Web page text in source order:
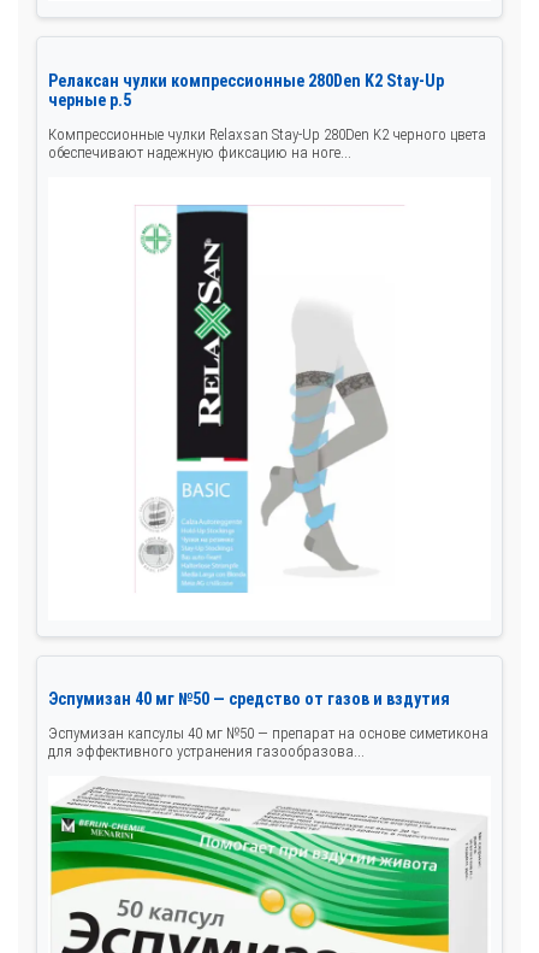
Релаксан чулки компрессионные 280Den K2 Stay-Up
черные р.5
Компрессионные чулки Relaxsan Stay-Up 280Den K2 черного цвета
обеспечивают надежную фиксацию на ноге...
Эспумизан 40 мг №50 — средство от газов и вздутия
Эспумизан капсулы 40 мг №50 — препарат на основе симетикона
для эффективного устранения газообразова...